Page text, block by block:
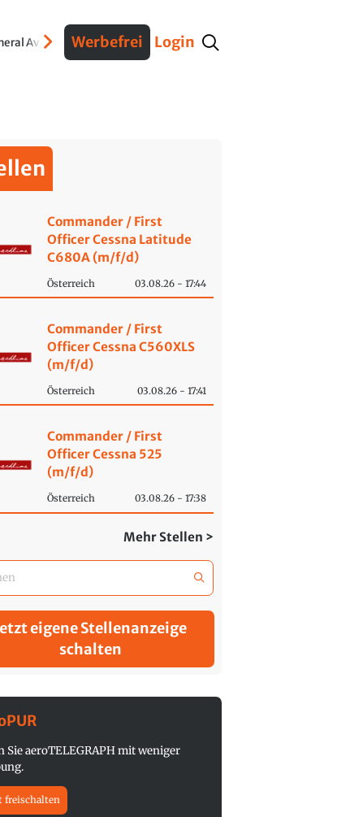
Aviation StellenAus- und Weiterbildung
Werbefrei Login
Commander / First
Officer Cessna Latitude
C680A (m/f/d)
Österreich 03.08.26 - 17:44
Commander / First
Officer Cessna C560XLS
(m/f/d)
Österreich 03.08.26 - 17:41
Commander / First
Officer Cessna 525
(m/f/d)
Österreich 03.08.26 - 17:38
Mehr Stellen >
eigene Stellenanzeige
schalten
Sie aeroTELEGRAPH mit weniger
freischalten